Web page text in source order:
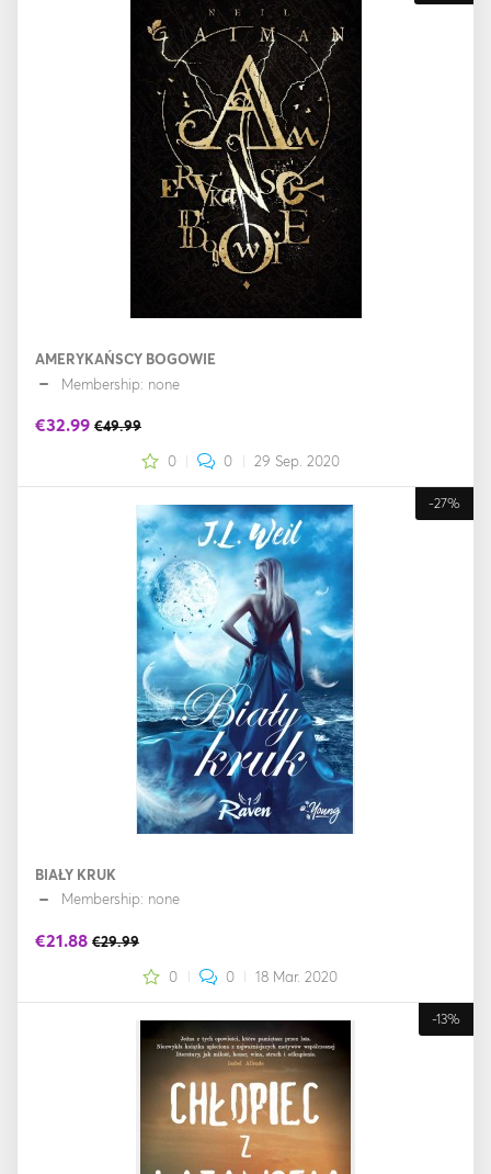
AMERYKAŃSCY BOGOWIE
Membership: none
€32.99 €49.99
0 0 29 Sep. 2020
-27%
BIAŁY KRUK
Membership: none
€21.88 €29.99
0 0 18 Mar. 2020
-13%